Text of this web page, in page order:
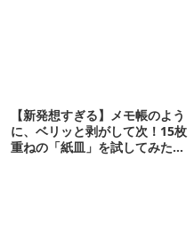
【新発想すぎる】メモ帳のよう
に、ベリッと剥がして次！15枚
重ねの「紙皿」を試してみた